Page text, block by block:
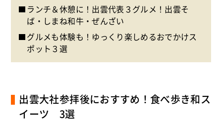
ランチ＆休憩に！出雲代表３グルメ！出雲そ
ば・しまね和牛・ぜんざい
グルメも体験も！ゆっくり楽しめるおでかけス
ポット３選
出雲大社参拝後におすすめ！食べ歩き和ス
イーツ 3選